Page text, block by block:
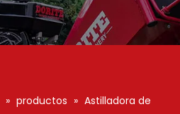
» productos » Astilladora de